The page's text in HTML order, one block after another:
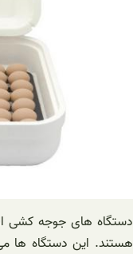
دستگاه های جوجه کشی
هستند. این دستگاه ها